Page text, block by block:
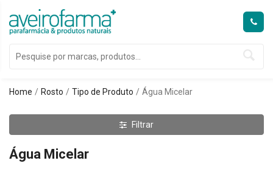
Home Rosto Tipo de Produto Água Micelar
Filtrar
Água Micelar